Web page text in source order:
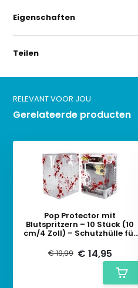
Eigenschaften
Teilen
RELEVANT VOOR JOU
Gerelateerde producten
Pop Protector mit
Blutspritzern – 10 Stück (10
cm/4 Zoll) – Schutzhülle für
€ 19,99 € 14,95